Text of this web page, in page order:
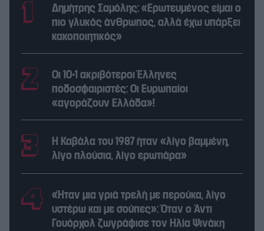
Δημήτρης Σαμόλης: «Ερωτευμένος είμαι ο
πιο γλυκός άνθρωπος, αλλά έχω υπάρξει
κακοποιητικός»
Οι 10+1 ακριβότεροι Έλληνες
ποδοσφαιριστές: Οι Ευρωπαίοι
«αγοράζουν Ελλάδα»!
Η Καβάλα του 1987 ήταν «λίγο βαμμένη,
λίγο πλούσια, λίγο ερωτιάρα»
«Ήταν μια γριά τρελή με περούκα, λίγο
υστέρω και με σούπες»: Όταν ο Άντι
Γουόρχολ ζωγράφισε τον Ηλία Ψινάκη